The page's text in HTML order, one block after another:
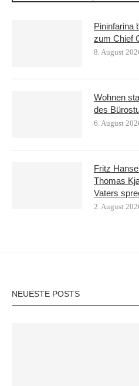
Pininfarina
zum Chief
8. August
Wohnen
des
6. August
Fritz
Thomas
Vaters
2. August
NEUESTE POSTS